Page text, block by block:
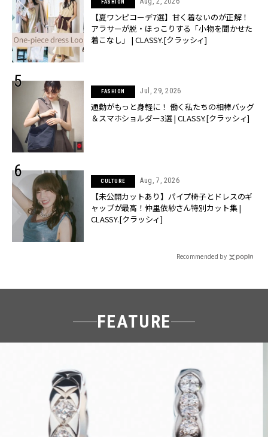
FASHION
【夏ワンピコーデ7選】甘く着ないのが正解！
アラサーが脱・ほっこりする「小物を聞かせた
着こなし」 | CLASSY.[クラッシィ]
FASHION Jul, 29, 2026
通勤がもっと身軽に！ 働く私たちの相棒バッグ
＆スマホショルダー3選 | CLASSY.[クラッシィ]
CULTURE Aug, 7, 2026
【未公開カットあり】パイプ椅子とドレスのギ
ャップが最高！仲里依紗さん特別カット集 |
CLASSY.[クラッシィ]
Recommended by
FEATURE